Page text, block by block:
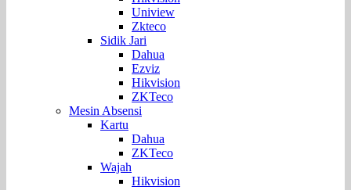
Uniview
Zkteco
Sidik Jari
Dahua
Ezviz
Hikvision
ZKTeco
Mesin Absensi
Kartu
Dahua
ZKTeco
Wajah
Hikvision